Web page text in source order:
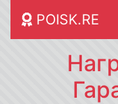
POISK.RE